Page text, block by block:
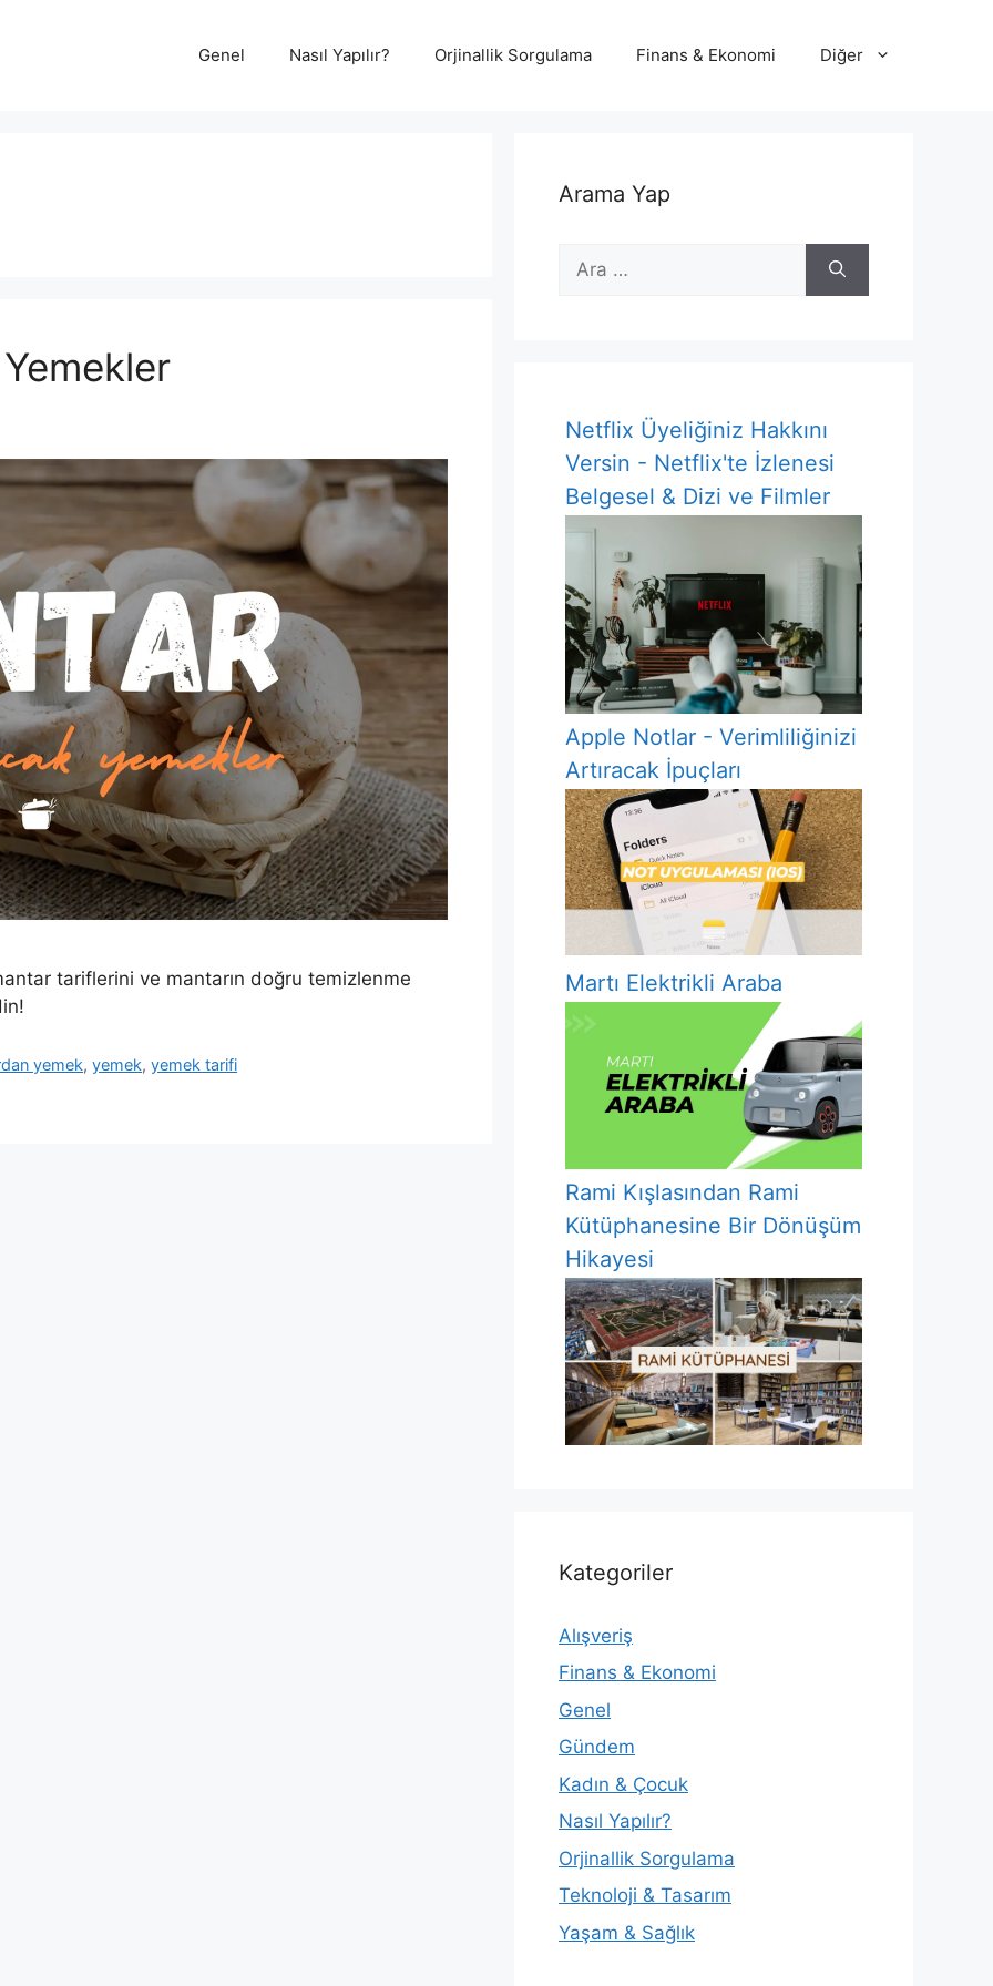
Genel Nasıl Yapılır? Orjinallik Sorgulama Finans & Ekonomi Diğer
tariflerini ve mantarın doğru temizlenme
yemek,yemek,yemek tarifi
Arama Yap
için
Netflix Üyeliğiniz Hakkını
Versin - Netflix'te İzlenesi
Belgesel & Dizi ve Filmler
Apple Notlar - Verimliliğinizi
Artıracak İpuçları
Martı Elektrikli Araba
Rami Kışlasından Rami
Kütüphanesine Bir Dönüşüm
Hikayesi
Kategoriler
Alışveriş
Finans & Ekonomi
Genel
Gündem
Kadın & Çocuk
Nasıl Yapılır?
Orjinallik Sorgulama
Teknoloji & Tasarım
Yaşam & Sağlık